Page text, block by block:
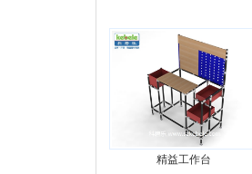
精益工作台